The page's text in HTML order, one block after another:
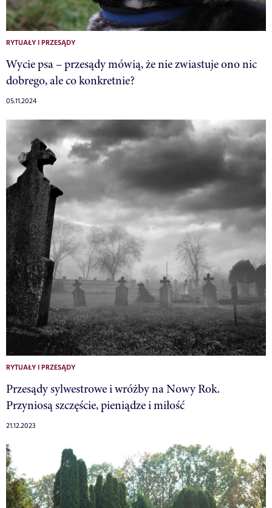
RYTUAŁY I PRZESĄDY
Wycie psa – przesądy mówią, że nie zwiastuje ono nic
dobrego, ale co konkretnie?
05.11.2024
RYTUAŁY I PRZESĄDY
Przesądy sylwestrowe i wróżby na Nowy Rok.
Przyniosą szczęście, pieniądze i miłość
21.12.2023